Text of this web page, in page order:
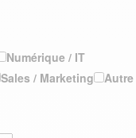
Numérique / IT
Sales / Marketing Autre